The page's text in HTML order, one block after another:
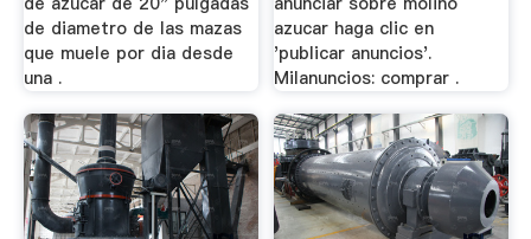
de diametro de las mazas
que muele por dia desde
una .
azucar haga clic en
'publicar anuncios'.
Milanuncios: comprar .